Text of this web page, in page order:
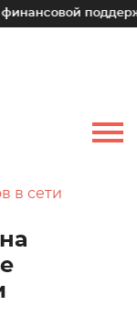
поддержки
в сети